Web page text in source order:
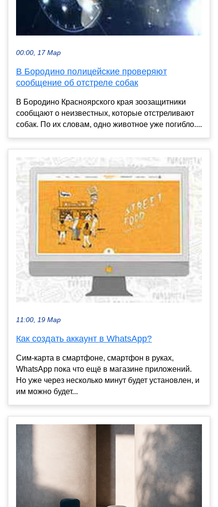
00:00, 17 Мар
В Бородино полицейские проверяют
сообщение об отстреле собак
В Бородино Красноярского края зоозащитники
сообщают о неизвестных, которые отстреливают
собак. По их словам, одно животное уже погибло....
11:00, 19 Мар
Как создать аккаунт в WhatsApp?
Сим-карта в смартфоне, смартфон в руках,
WhatsApp пока что ещё в магазине приложений.
Но уже через несколько минут будет установлен, и
им можно будет...